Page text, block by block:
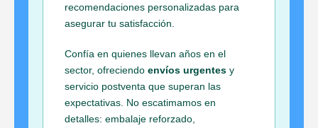
recomendaciones personalizadas para
asegurar tu satisfacción.
Confía en quienes llevan años en el
sector, ofreciendo envíos urgentes y
servicio postventa que superan las
expectativas. No escatimamos en
detalles: embalaje reforzado,